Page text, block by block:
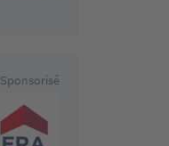
Sponsorisé